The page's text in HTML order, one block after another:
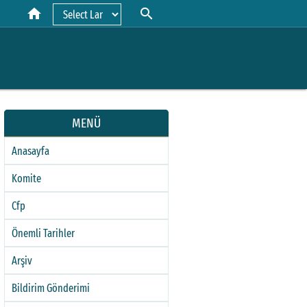
home search
MENÜ
Anasayfa
Komite
Cfp
Önemli Tarihler
Arşiv
Bildirim Gönderimi